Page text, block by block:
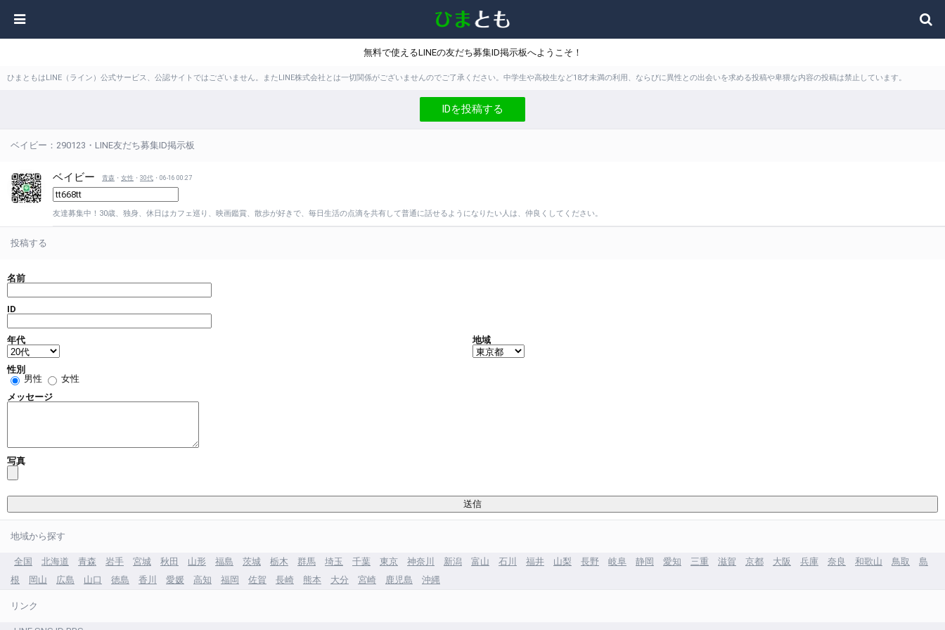
無料で使えるLINEの友だち募集ID掲示板へようこそ！
ひまともはLINE（ライン）公式サービス、公認サイトではございません。またLINE株式会社とは一切関係がございませんのでご了承ください。中学生や高校生など18才未満の利用、ならびに異性との出会いを求める投稿や卑猥な内容の投稿は禁止しています。
IDを投稿する
ベイビー：290123・LINE友だち募集ID掲示板
ベイビー 青森 ・ 女性 ・ 30代 ・06-16 00:27
友達募集中！30歳、独身、休日はカフェ巡り、映画鑑賞、散歩が好きで、毎日生活の点滴を共有して普通に話せるようになりたい人は、仲良くしてください。
投稿する
名前
ID
年代 地域
性別
男性
女性
メッセージ
写真
地域から探す
全国 北海道 青森 岩手 宮城 秋田 山形 福島 茨城 栃木 群馬 埼玉 千葉 東京 神奈川 新潟 富山 石川 福井 山梨 長野 岐阜 静岡 愛知 三重 滋賀 京都 大阪 兵庫 奈良 和歌山 鳥取
島
根
岡山 広島 山口 徳島 香川 愛媛 高知 福岡 佐賀 長崎 熊本 大分 宮崎 鹿児島 沖縄
リンク